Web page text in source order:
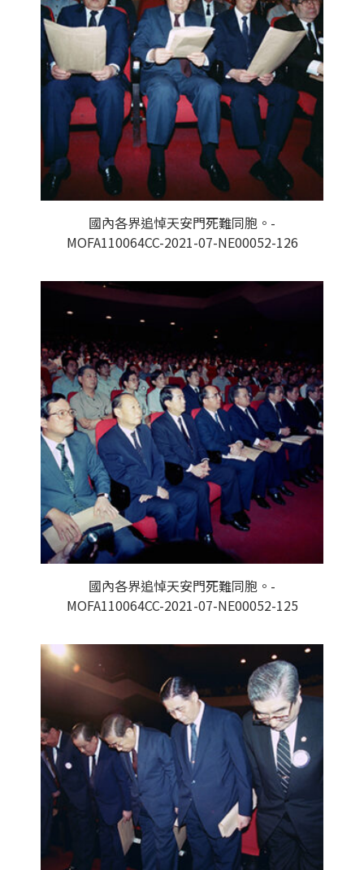
國內各界追悼天安門死難同胞。-
MOFA110064CC-2021-07-NE00052-126
國內各界追悼天安門死難同胞。-
MOFA110064CC-2021-07-NE00052-125